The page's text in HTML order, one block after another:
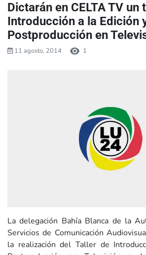
Dictarán en CELTA TV un
Introducción a la Edición
Postproducción en
11 agosto, 2014 1
La delegación Bahía Blanca de la
Servicios de Comunicación
la realización del Taller de